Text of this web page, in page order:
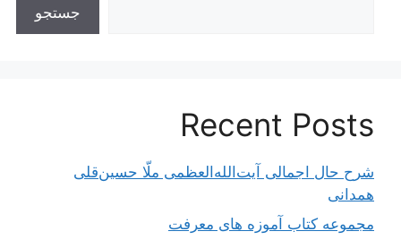
جستجو
Recent Posts
شرح حال اجمالی آیت‌الله‌العظمی ملّا حسین‌قلی
همدانی
مجموعه کتاب آموزه های معرفت